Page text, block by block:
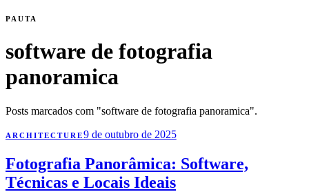
PAUTA
software de fotografia
panoramica
Posts marcados com "software de fotografia panoramica".
ARCHITECTURE9 de outubro de 2025
Fotografia Panorâmica: Software,
Técnicas e Locais Ideais